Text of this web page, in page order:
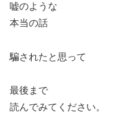
嘘のような
本当の話
騙されたと思って
最後まで
読んでみてください。